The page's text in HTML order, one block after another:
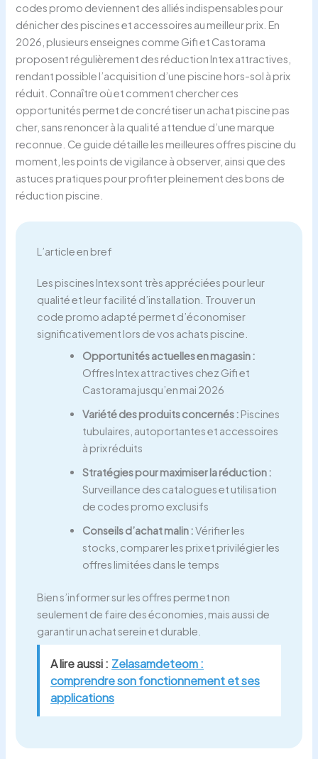
codes promo deviennent des alliés indispensables pour
dénicher des piscines et accessoires au meilleur prix. En
2026, plusieurs enseignes comme Gifi et Castorama
proposent régulièrement des réduction Intex attractives,
rendant possible l’acquisition d’une piscine hors-sol à prix
réduit. Connaître où et comment chercher ces
opportunités permet de concrétiser un achat piscine pas
cher, sans renoncer à la qualité attendue d’une marque
reconnue. Ce guide détaille les meilleures offres piscine du
moment, les points de vigilance à observer, ainsi que des
astuces pratiques pour profiter pleinement des bons de
réduction piscine.
L’article en bref
Les piscines Intex sont très appréciées pour leur
qualité et leur facilité d’installation. Trouver un
code promo adapté permet d’économiser
significativement lors de vos achats piscine.
Opportunités actuelles en magasin :
Offres Intex attractives chez Gifi et
Castorama jusqu’en mai 2026
Variété des produits concernés : Piscines
tubulaires, autoportantes et accessoires
à prix réduits
Stratégies pour maximiser la réduction :
Surveillance des catalogues et utilisation
de codes promo exclusifs
Conseils d’achat malin :Vérifier les
stocks, comparer les prix et privilégier les
offres limitées dans le temps
Bien s’informer sur les offres permet non
seulement de faire des économies, mais aussi de
garantir un achat serein et durable.
A lire aussi : Zelasamdeteom :
comprendre son fonctionnement et ses
applications